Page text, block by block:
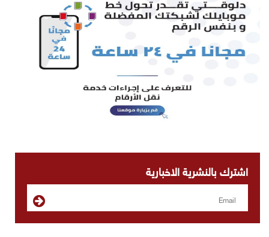
اشترك بالنشرية الاخبارية